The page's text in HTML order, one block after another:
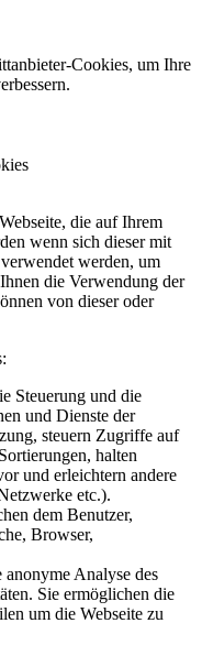
Cookies, um Ihre
die auf Ihrem
wenn sich dieser mit
werden, um
die Verwendung der
von dieser oder
Steuerung und die
und Dienste der
steuern Zugriffe auf
halten
und erleichtern andere
etc.).
dem Benutzer,
Browser,
anonyme Analyse des
Sie ermöglichen die
um die Webseite zu